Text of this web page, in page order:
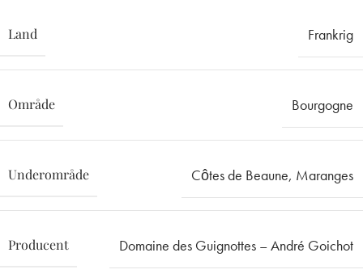
Land Frankrig
Område Bourgogne
Underområde Côtes de Beaune, Maranges
Producent Domaine des Guignottes – André Goichot